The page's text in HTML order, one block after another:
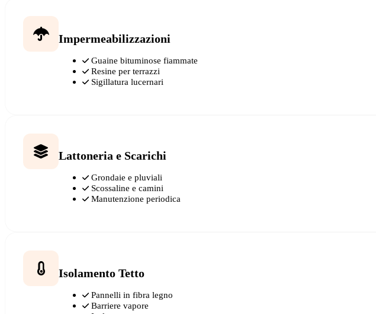
Impermeabilizzazioni
Guaine bituminose fiammate
Resine per terrazzi
Sigillatura lucernari
Lattoneria e Scarichi
Grondaie e pluviali
Scossaline e camini
Manutenzione periodica
Isolamento Tetto
Pannelli in fibra legno
Barriere vapore